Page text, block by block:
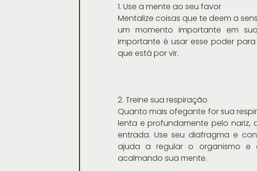
1. Use a mente ao seu favor
Mentalize coisas que te deem a
um momento importante em
importante é usar esse poder
que está por vir.
2. Treine sua respiração
Quanto mais ofegante for sua
lenta e profundamente pelo
entrada. Use seu diafragma e
ajuda a regular o organismo e
acalmando sua mente.